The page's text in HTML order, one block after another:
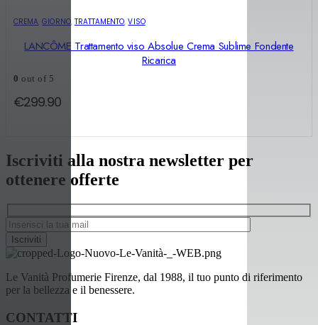
CREMA ,GIORNO, TRATTAMENTO,VISO
LANCÔME Trattamento viso Absolue Crema Sublime Fondente
Ricarica
0 out of 5
€299.90
Iscriviti alla nostra newsletter per
ottenere offerte
Le Vanità Profumerie Firenze, dal 1988, il tuo punto di riferimento
per la bellezza e il benessere.
CONTATTI